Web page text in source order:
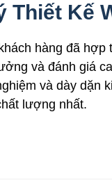
Thiết Kế
hàng đã
và đánh giá
và dày dặn
lượng nhất.